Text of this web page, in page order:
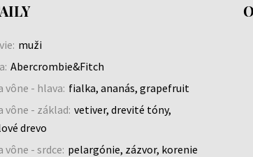
muži
Abercrombie&Fitch
vône - hlava: fialka, ananás, grapefruit
vône - základ: vetiver, drevité tóny,
drevo
vône - srdce: pelargónie, zázvor, korenie